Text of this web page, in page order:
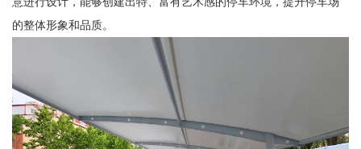
的整体形象和品质。